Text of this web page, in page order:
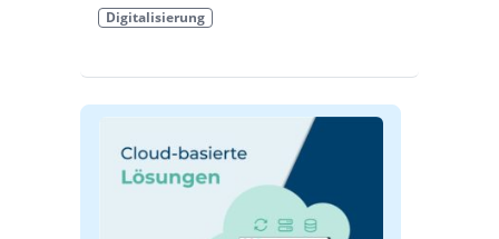
Digitalisierung